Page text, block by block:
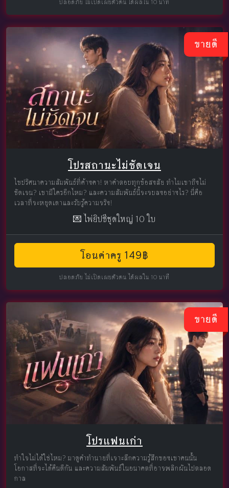
ปลอดภัย ไม่เปิดเผยตัวตน ได้ผลใน 10 นาที
ขายดี
โปรสถานะไม่ชัดเจน
ไขปริศนาความสัมพันธ์ที่ค้างคา! หาคำตอบทุกข้อสงสัย ทำไมเขาถึงไม่
ชัดเจน? เขามีใครอีกไหม? และความสัมพันธ์นี้จะจบลงอย่างไร? นี่คือ
เวลาที่จะหยุดเดาและรับรู้ความจริง!
💌 ไพ่ยิปซีชุดใหญ่ 10 ใบ
โอนค่าครู 149฿
ปลอดภัย ไม่เปิดเผยตัวตน ได้ผลใน 10 นาที
ขายดี
โปรแฟนเก่า
ทำใจไม่ได้ใช่ไหม? มาดูคำทำนายที่เจาะลึกความรู้สึกของเขาคนนั้น
โอกาสที่จะได้คืนดีกัน และความสัมพันธ์ในอนาคตที่อาจพลิกผันไปตลอด
กาล